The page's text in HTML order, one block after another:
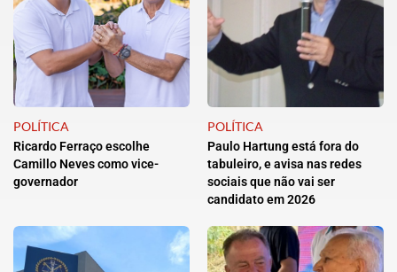
POLÍTICA
Ricardo Ferraço escolhe
Camillo Neves como vice-
governador
POLÍTICA
Paulo Hartung está fora do
tabuleiro, e avisa nas redes
sociais que não vai ser
candidato em 2026